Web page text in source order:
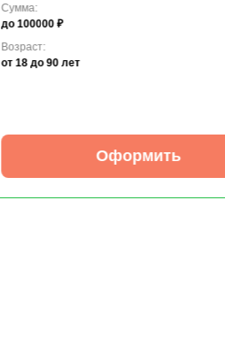
Сумма:
до 100000 ₽
Возраст:
от 18 до 90 лет
Оформить